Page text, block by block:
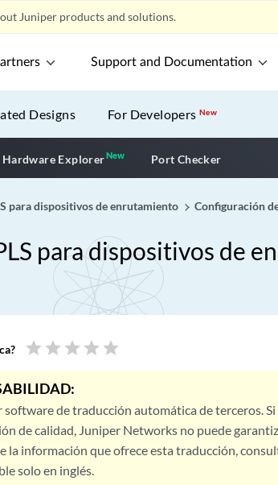
Juniper products and solutions.
Support and Documentation
Designs For DevelopersNew
Hardware ExplorerNewNew application
Port Checker
para dispositivos de enrutamiento Configuración
para dispositivos de
star star star star star
software de traducción automática de terceros.
de calidad, Juniper Networks no puede
la información que ofrece esta traducción,
solo en inglés.